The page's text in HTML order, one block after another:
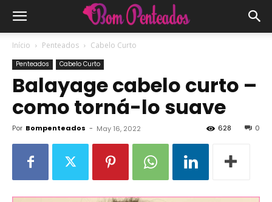
Início Penteados Cabelo Curto
Penteados Cabelo Curto
Balayage cabelo curto –
como torná-lo suave
Por Bompenteados - May 16, 2022 0
628